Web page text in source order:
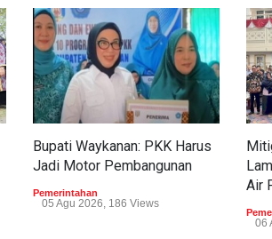
Bupati Waykanan: PKK Harus
Jadi Motor Pembangunan
Pemerintahan
05 Agu 2026, 186 Views
Air
06